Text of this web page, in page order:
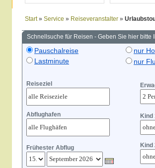
Start» Service » Reiseveranstalter »
Schnellsuche für Reisen - Geben Sie hier bitte
Pauschalreise
Lastminute
nur
nur
Reiseziel
Abflughafen Kind
Frühester Abflug Kind